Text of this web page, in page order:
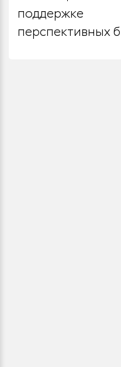
перспективных